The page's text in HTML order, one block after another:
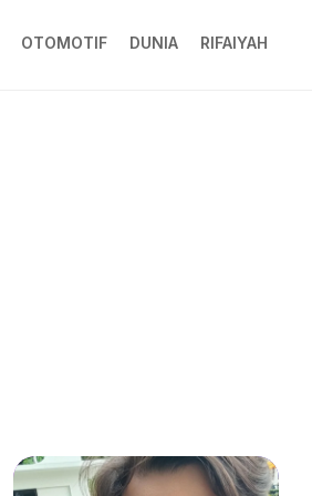
OTOMOTIF DUNIA RIFAIYAH